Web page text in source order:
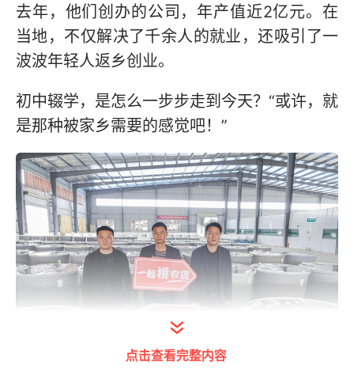
去年，他们创办的公司，年产值近2亿元。在
当地，不仅解决了千余人的就业，还吸引了一
波波年轻人返乡创业。
初中辍学，是怎么一步步走到今天？“或许，就
是那种被家乡需要的感觉吧！”
点击查看完整内容